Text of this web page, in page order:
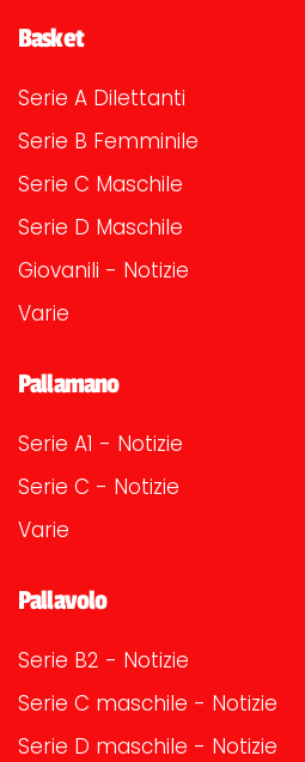
Basket
Serie A Dilettanti
Serie B Femminile
Serie C Maschile
Serie D Maschile
Giovanili - Notizie
Varie
Pallamano
Serie A1 - Notizie
Serie C - Notizie
Varie
Pallavolo
Serie B2 - Notizie
Serie C maschile - Notizie
Serie D maschile - Notizie